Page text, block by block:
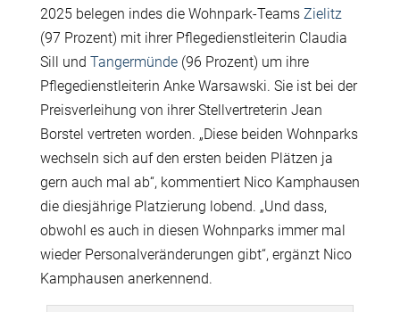
2025 belegen indes die Wohnpark-Teams Zielitz
(97 Prozent) mit ihrer Pflegedienstleiterin Claudia
Sill und Tangermünde(96 Prozent) um ihre
Pflegedienstleiterin Anke Warsawski. Sie ist bei der
Preisverleihung von ihrer Stellvertreterin Jean
Borstel vertreten worden. „Diese beiden Wohnparks
wechseln sich auf den ersten beiden Plätzen ja
gern auch mal ab“, kommentiert Nico Kamphausen
die diesjährige Platzierung lobend. „Und dass,
obwohl es auch in diesen Wohnparks immer mal
wieder Personalveränderungen gibt“, ergänzt Nico
Kamphausen anerkennend.